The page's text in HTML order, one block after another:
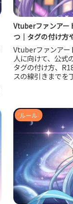
Vtuberファンアー
つ｜タグの付け方
Vtuberファンアー
人に向けて、公式
タグの付け方、
スの線引きまでを
ールを尊重しな
ル利用や収益化
ルール